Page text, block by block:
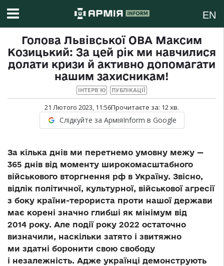
EN
Голова Львівської ОВА Максим
Козицький: За цей рік ми навчилися
долати кризи й активно допомагати
нашим захисникам!
ІНТЕРВ`Ю ПУБЛІКАЦІЇ
21 Лютого 2023, 11:56Прочитаєте за: 12хв.
Слідкуйте за АрміяInform в Google
За кілька днів ми перетнемо умовну межу —
365 днів від моменту широкомасштабного
військового вторгнення рф в Україну. Звісно,
відлік політичної, культурної, військової агресії
з боку країни-терориста проти нашої держави
має корені значно глибші як мінімум від
2014 року. Але події року 2022 остаточно
визначили, наскільки затято і звитяжно
ми здатні боронити свою свободу
і незалежність. Адже українці демонструють